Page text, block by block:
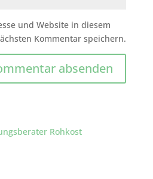
und Website in diesem
Kommentar speichern.